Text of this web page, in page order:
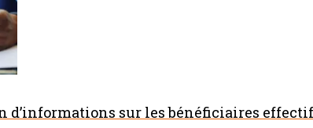
d’informations sur les bénéficiaires